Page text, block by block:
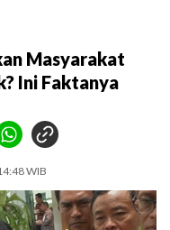
Masyarakat
Ini Faktanya
WIB